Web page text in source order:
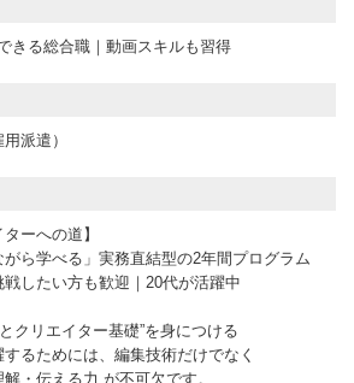
きる総合職｜動画スキルも習得
派遣）
ーへの道】
ら学べる」実務直結型の2年間プログラム
したい方も歓迎｜20代が活躍中
クリエイター基礎”を身につける
るためには、編集技術だけでなく
・伝える力 が不可欠です。